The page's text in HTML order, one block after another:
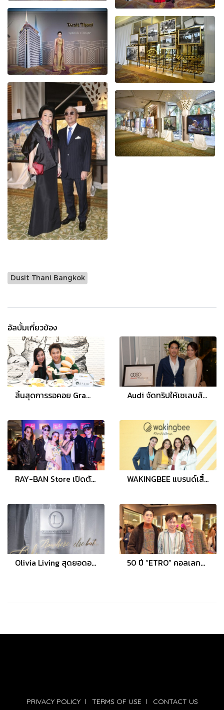
Dusit Thani Bangkok
อัลบั้มเกี่ยวข้อง
สิ้นสุดการรอคอย Gram Pancakes (แกรม แพนเค้ก) พร้อมเสิร์ฟความอร่อยส่งตรงถึงมือคนไทย Audi จัดทริปให้เซเลบสัมผัสอาวดี้รุ่นพิเศษใน “อาวดี้ เอ็กซ์คลูซีฟ ไดรฟ์วิ่ง เอ็กซ์พีเรียนซ์ แอท หัวหิน”
RAY-BAN Store เปิดตัวอย่างเป็นทางการแห่งแรกในประเทศไทยใจกลางสยาม เอาใจเหล่าคนรักแว่น WAKINGBEE แบรนด์เสื้อผ้าแอคทีฟแวร์ชื่อดัง เสนอภาพลักษณ์แบรนด์ใหม่ในคอนเซ็ปต์ ‘Sensible Sweat’
Olivia Living สุดยอดอาณาจักรเฟอร์นิเจอร์ลักชัวรี่แบรนด์ดังระดับโลก ฉลองครบรอบ 5 ปี 50 ปี “ETRO” คอลเลกชั่น “ออทั่ม-วินเทอร์ 2018/19” เอาใจแฟชั่นนิสต้าสายอาร์ต
PRIVACY POLICYl TERMS OF USE l CONTACT US